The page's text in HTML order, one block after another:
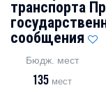
транспорта
сообщения
Бюдж. мест
135 мест